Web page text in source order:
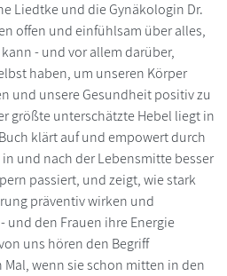
Liedtke und die Gynäkologin Dr.
offen und einfühlsam über alles,
- und vor allem darüber,
haben, um unseren Körper
und unsere Gesundheit positiv zu
größte unterschätzte Hebel liegt in
klärt auf und empowert durch
in und nach der Lebensmitte besser
passiert, und zeigt, wie stark
präventiv wirken und
und den Frauen ihre Energie
uns hören den Begriff
wenn sie schon mitten in den